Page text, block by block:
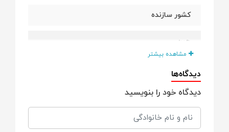
کشور سازنده
چین
قابل شستشو با ماشین ظرفشویی
دارد
مناسب برای
مشاهده بیشتر
دیدگاه‌ها
دیدگاه خود را بنویسید